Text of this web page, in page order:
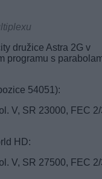
družice Astra 2G v
programu s
54051):
V, SR 23000, FEC
HD:
V, SR 27500, FEC